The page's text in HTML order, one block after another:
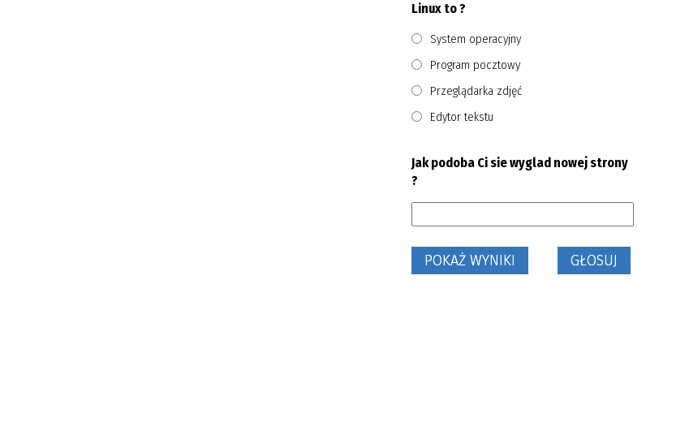
Linux to ?
System operacyjny
Program pocztowy
Przeglądarka zdjęć
Edytor tekstu
Jak podoba Ci sie wyglad nowej strony
?